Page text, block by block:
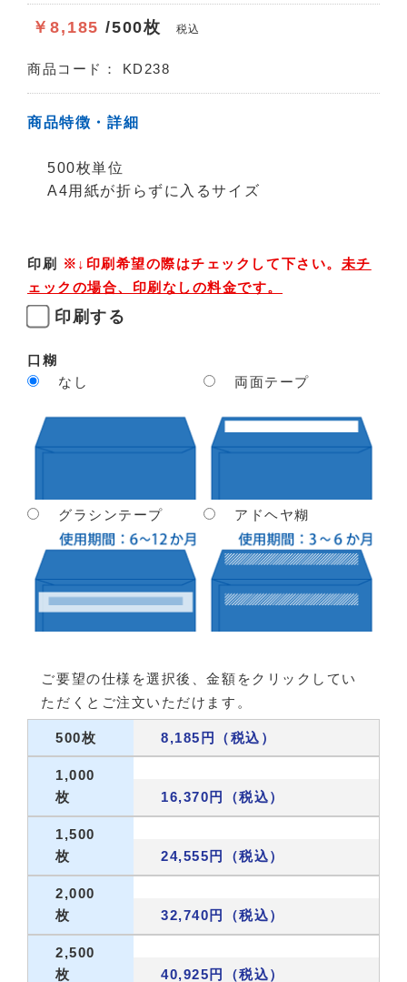
￥8,185 /500枚 税込
商品コード： KD238
商品特徴・詳細
500枚単位
A4用紙が折らずに入るサイズ
印刷 ※↓印刷希望の際はチェックして下さい。 未チ
ェックの場合、印刷なしの料金です。
印刷する
口糊
なし
両面テープ
グラシンテープ アドヘヤ糊
ご要望の仕様を選択後、金額をクリックしてい
ただくとご注文いただけます。
500枚 8,185円（税込）
1,000
枚
16,370円（税込）
1,500
枚
24,555円（税込）
2,000
枚
32,740円（税込）
2,500
枚
40,925円（税込）